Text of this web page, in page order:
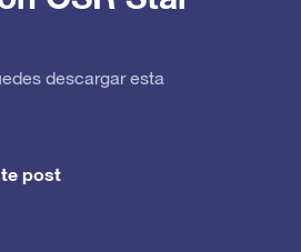
descargar esta
post